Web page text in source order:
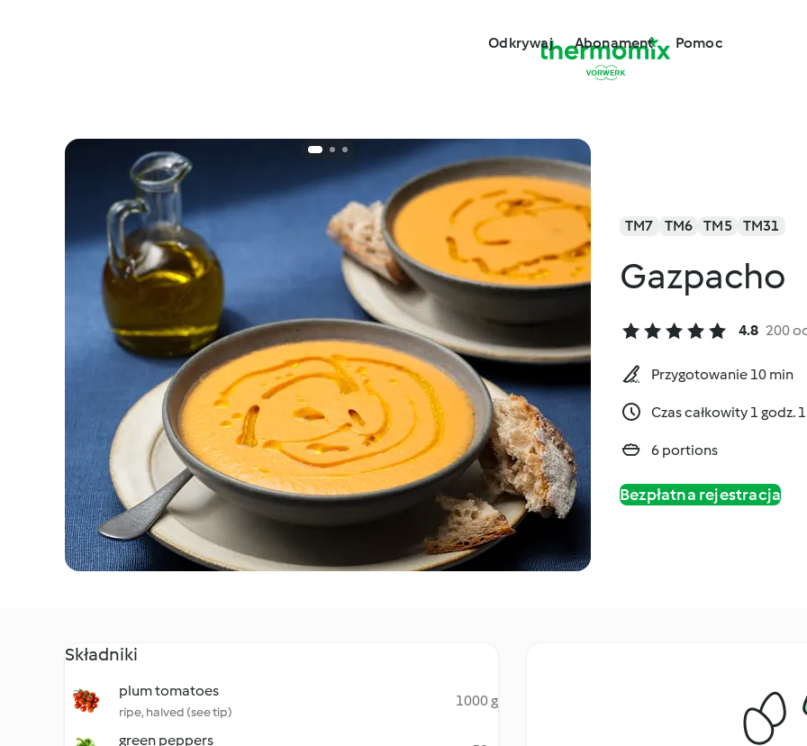
Odkrywaj Abonament Pomoc
TM7 TM6 TM5 TM31
Gazpacho
4.8 200
Przygotowanie 10 min
Czas całkowity 1 godz.
6 portions
Bezpłatna rejestracja
Składniki
plum tomatoes
ripe, halved (see tip)
1000 g
green peppers